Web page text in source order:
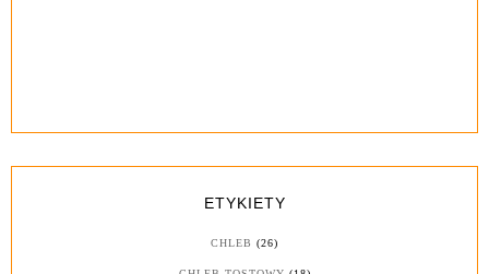
ETYKIETY
CHLEB (26)